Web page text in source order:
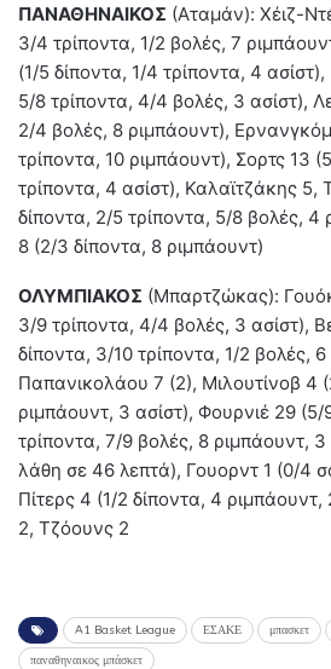
ΠΑΝΑΘΗΝΑΙΚΟΣ (Αταμάν): Χέιζ-
3/4 τρίποντα, 1/2 βολές, 7
(1/5 δίποντα, 1/4 τρίποντα, 4
5/8 τρίποντα, 4/4 βολές, 3 ασίστ),
2/4 βολές, 8 ριμπάουντ),
τρίποντα, 10 ριμπάουντ), Σορτς 13
τρίποντα, 4 ασίστ), Καλαϊτζάκης 5,
δίποντα, 2/5 τρίποντα, 5/8 βολές,
8 (2/3 δίποντα, 8 ριμπάουντ)
ΟΛΥΜΠΙΑΚΟΣ (Μπαρτζώκας):
3/9 τρίποντα, 4/4 βολές, 3 ασίστ),
δίποντα, 3/10 τρίποντα, 1/2 βολές,
Παπανικολάου 7 (2), Μιλουτίνοβ 4
ριμπάουντ, 3 ασίστ), Φουρνιέ 29 (5/
τρίποντα, 7/9 βολές, 8 ριμπάουντ,
λάθη σε 46 λεπτά), Γουορντ 1 (0/4
Πίτερς 4 (1/2 δίποντα, 4
2, Τζόουνς 2
A1 Basket League ΕΣΑΚΕ μπασκετ
παναθηναικος μπάσκετ